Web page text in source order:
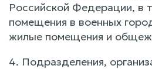
Российской Федерации, в
помещения в военных
жилые помещения и
4. Подразделения,